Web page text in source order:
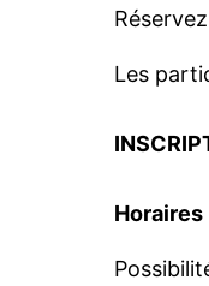
Les
Horaires